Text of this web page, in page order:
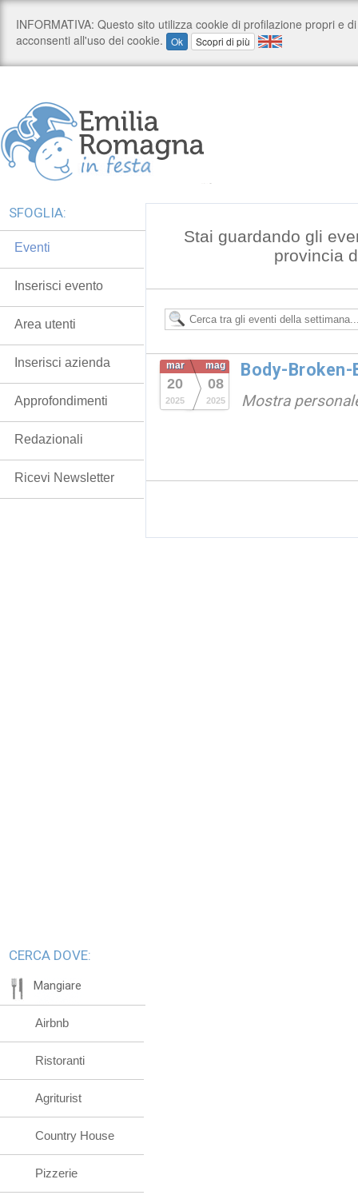
Stai guardando gli
provincia
mar
20
2025
mag
08
2025
Body-Broken-
Mostra
SFOGLIA:
Eventi
Inserisci evento
Area utenti
Inserisci azienda
Approfondimenti
Redazionali
Ricevi Newsletter
CERCA DOVE:
Mangiare
Airbnb
Ristoranti
Agriturist
Country House
Pizzerie